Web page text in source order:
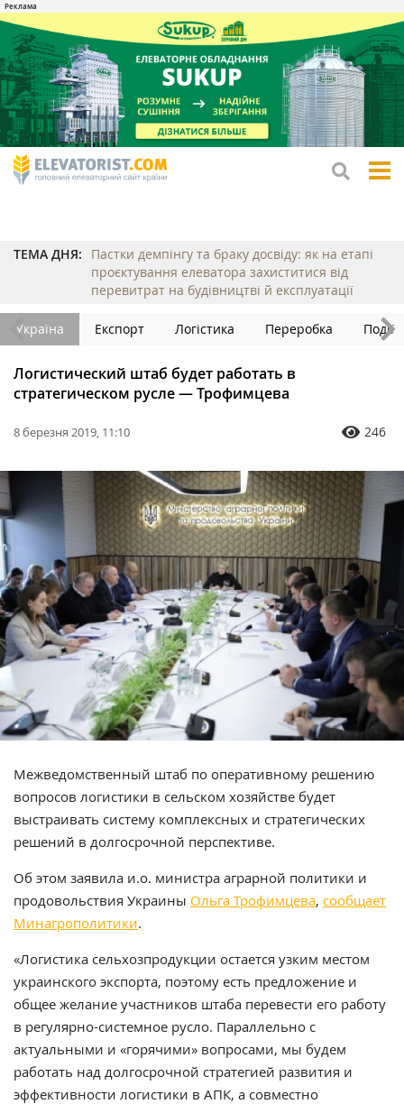
ТЕМА ДНЯ:
Пастки демпінгу та браку досвіду: як на етапі
проєктування елеватора захиститися від
перевитрат на будівництві й експлуатації
Україна Експорт Логістика Переробка Події
Логистический штаб будет работать в
стратегическом русле — Трофимцева
8 березня 2019, 11:10 246
Межведомственный штаб по оперативному решению
вопросов логистики в сельском хозяйстве будет
выстраивать систему комплексных и стратегических
решений в долгосрочной перспективе.
Об этом заявила и.о. министра аграрной политики и
продовольствия Украины Ольга Трофимцева, сообщает
Минагрополитики.
«Логистика сельхозпродукции остается узким местом
украинского экспорта, поэтому есть предложение и
общее желание участников штаба перевести его работу
в регулярно-системное русло. Параллельно с
актуальными и «горячими» вопросами, мы будем
работать над долгосрочной стратегией развития и
эффективности логистики в АПК, а совместно